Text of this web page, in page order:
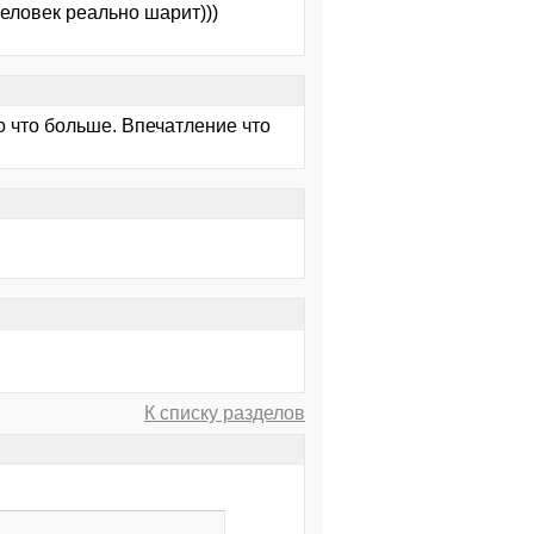
реально шарит)))
что больше. Впечатление что
К списку разделов